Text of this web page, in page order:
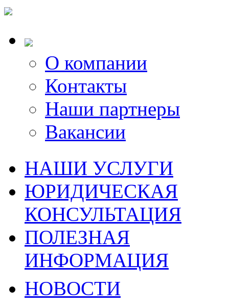
О компании
Контакты
Наши партнеры
Вакансии
НАШИ УСЛУГИ
ЮРИДИЧЕСКАЯ
КОНСУЛЬТАЦИЯ
ПОЛЕЗНАЯ
ИНФОРМАЦИЯ
НОВОСТИ